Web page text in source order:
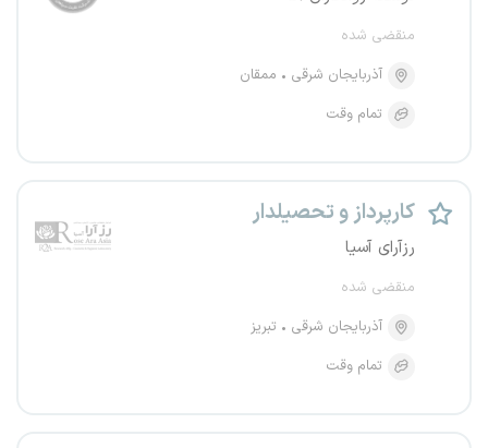
منقضی شده
آذربایجان شرقی
ممقان
تمام وقت
کارپرداز و تحصیلدار
رزآرای آسیا
منقضی شده
آذربایجان شرقی
تبریز
تمام وقت